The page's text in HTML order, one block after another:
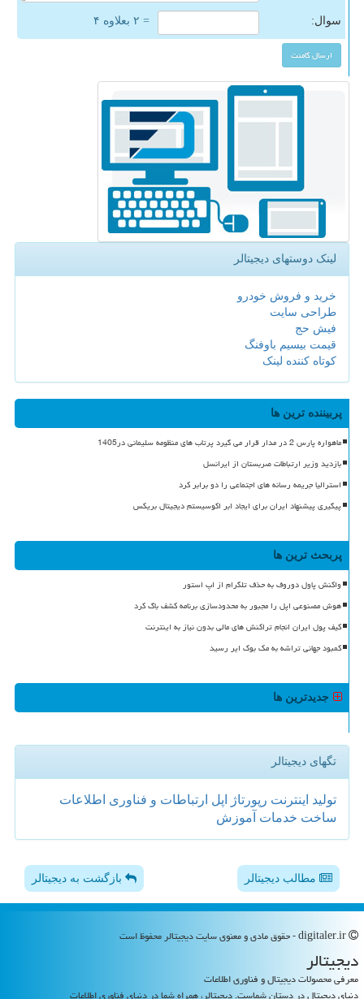
سوال: = ۲ بعلاوه ۴
لینک دوستهای دیجیتالر
خرید و فروش خودرو
طراحی سایت
فیش حج
قیمت بیسیم باوفنگ
کوتاه کننده لینک
پربیننده ترین ها
ماهواره پارس 2 در مدار قرار می گیرد پرتاب های منظومه سلیمانی در1405
بازدید وزیر ارتباطات صربستان از ایرانسل
استرالیا جریمه رسانه های اجتماعی را دو برابر کرد
پیگیری پیشنهاد ایران برای ایجاد ابر اکوسیستم دیجیتال بریکس
پربحث ترین ها
واکنش پاول دوروف به حذف تلگرام از اپ استور
هوش مصنوعی اپل را مجبور به محدودسازی برنامه کشف باگ کرد
کیف پول ایران انجام تراکنش های مالی بدون نیاز به اینترنت
کمبود جهانی تراشه به مک بوک ایر رسید
جدیدترین ها
تگهای دیجیتالر
تولید اینترنت رپورتاژ اپل ارتباطات و فناوری اطلاعات
ساخت خدمات آموزش
مطالب دیجیتالر بازگشت به دیجیتالر
دیجیتالر
معرفی محصولات دیجیتال و فناوری اطلاعات
دنیای دیجیتال در دستان شماست. دیجیتالر، همراه شما در دنیای فناوری اطلاعات